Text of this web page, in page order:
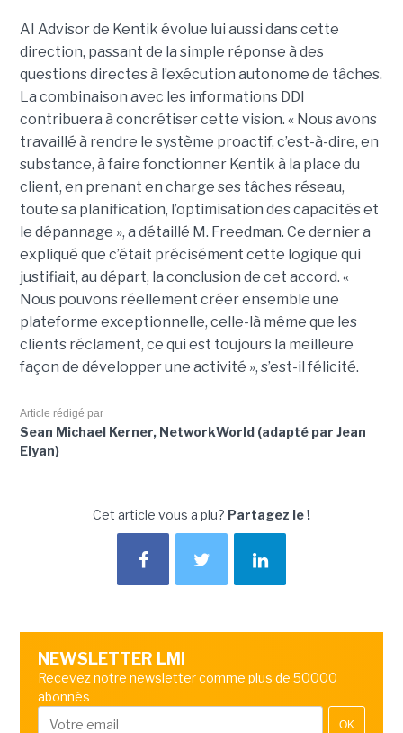
AI Advisor de Kentik évolue lui aussi dans cette
direction, passant de la simple réponse à des
questions directes à l’exécution autonome de tâches.
La combinaison avec les informations DDI
contribuera à concrétiser cette vision. « Nous avons
travaillé à rendre le système proactif, c’est-à-dire, en
substance, à faire fonctionner Kentik à la place du
client, en prenant en charge ses tâches réseau,
toute sa planification, l’optimisation des capacités et
le dépannage », a détaillé M. Freedman. Ce dernier a
expliqué que c’était précisément cette logique qui
justifiait, au départ, la conclusion de cet accord. «
Nous pouvons réellement créer ensemble une
plateforme exceptionnelle, celle-là même que les
clients réclament, ce qui est toujours la meilleure
façon de développer une activité », s’est-il félicité.
Article rédigé par
Sean Michael Kerner, NetworkWorld (adapté par Jean
Elyan)
Cet article vous a plu? Partagez le !
NEWSLETTER LMI
Recevez notre newsletter comme plus de 50000
abonnés
OK